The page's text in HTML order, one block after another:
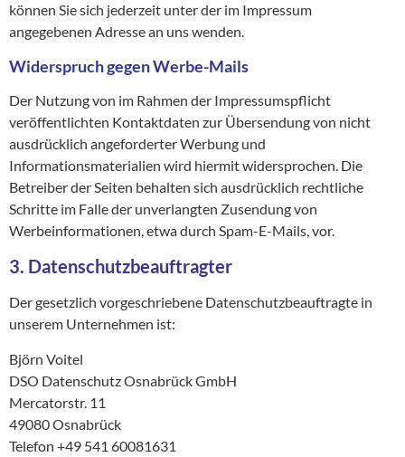
können Sie sich jederzeit unter der im Impressum
angegebenen Adresse an uns wenden.
Widerspruch gegen Werbe-Mails
Der Nutzung von im Rahmen der Impressumspflicht
veröffentlichten Kontaktdaten zur Übersendung von nicht
ausdrücklich angeforderter Werbung und
Informationsmaterialien wird hiermit widersprochen. Die
Betreiber der Seiten behalten sich ausdrücklich rechtliche
Schritte im Falle der unverlangten Zusendung von
Werbeinformationen, etwa durch Spam-E-Mails, vor.
3. Datenschutzbeauftragter
Der gesetzlich vorgeschriebene Datenschutzbeauftragte in
unserem Unternehmen ist:
Björn Voitel
DSO Datenschutz Osnabrück GmbH
Mercatorstr. 11
49080 Osnabrück
Telefon +49 541 60081631